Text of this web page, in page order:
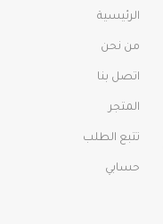
الرئيسية
من نحن
اتصل بنا
المتجر
تتبع الطلب
حسابي